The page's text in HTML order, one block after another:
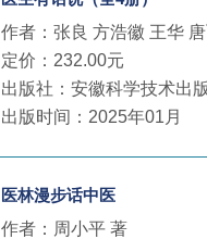
作者：张良 方浩徽 王华
定价：232.00元
出版社：安徽科学技术出
出版时间：2025年01月
医林漫步话中医
作者：周小平 著